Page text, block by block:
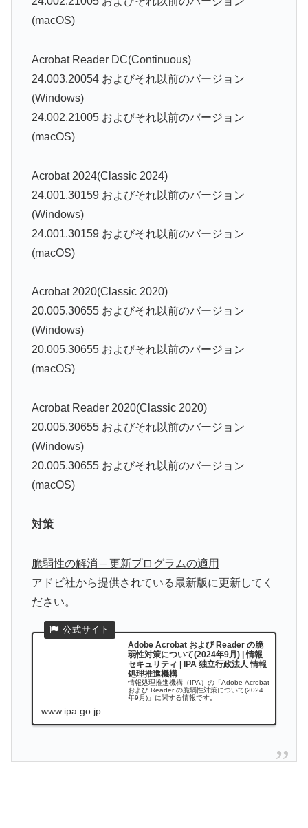
(macOS)
Acrobat Reader DC(Continuous)
24.003.20054 およびそれ以前のバージョン
(Windows)
24.002.21005 およびそれ以前のバージョン
(macOS)
Acrobat 2024(Classic 2024)
24.001.30159 およびそれ以前のバージョン
(Windows)
24.001.30159 およびそれ以前のバージョン
(macOS)
Acrobat 2020(Classic 2020)
20.005.30655 およびそれ以前のバージョン
(Windows)
20.005.30655 およびそれ以前のバージョン
(macOS)
Acrobat Reader 2020(Classic 2020)
20.005.30655 およびそれ以前のバージョン
(Windows)
20.005.30655 およびそれ以前のバージョン
(macOS)
対策
脆弱性の解消 – 更新プログラムの適用
アドビ社から提供されている最新版に更新してく
ださい。
Adobe Acrobat および Reader の脆
弱性対策について(2024年9月) | 情報
セキュリティ | IPA 独立行政法人 情報
処理推進機構
情報処理推進機構（IPA）の「Adobe Acrobat
および Reader の脆弱性対策について(2024
年9月)」に関する情報です。
www.ipa.go.jp